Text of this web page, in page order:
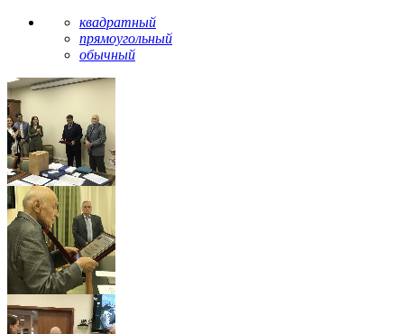
квадратный
прямоугольный
обычный